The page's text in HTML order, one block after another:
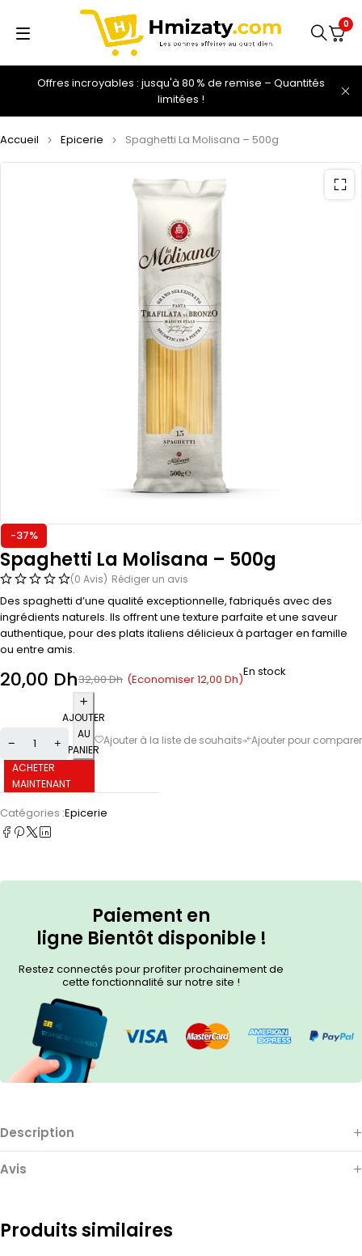
Offres incroyables : jusqu'à 80 % de remise – Quantités
limitées !
0
Accueil Epicerie Spaghetti La Molisana – 500g
-37%
Spaghetti La Molisana – 500g
(0 Avis) Rédiger un avis
Des spaghetti d’une qualité exceptionnelle, fabriqués avec des
ingrédients naturels. Ils offrent une texture parfaite et une saveur
authentique, pour des plats italiens délicieux à partager en famille
ou entre amis.
32,00Dh
20,00 Dh (Economiser12,00 Dh)En stock
AJOUTER
AU
PANIER
ACHETER
MAINTENANT
Catégories :Epicerie
Paiement en
ligne Bientôt disponible !
Restez connectés pour profiter prochainement de
cette fonctionnalité sur notre site !
Description
Avis
Produits similaires